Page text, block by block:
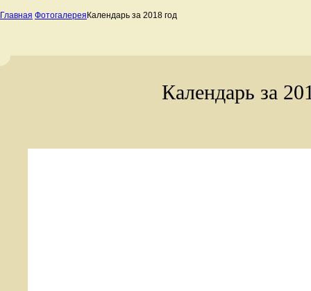
Главная Фотогалерея Календарь за 2018 год
Календарь за